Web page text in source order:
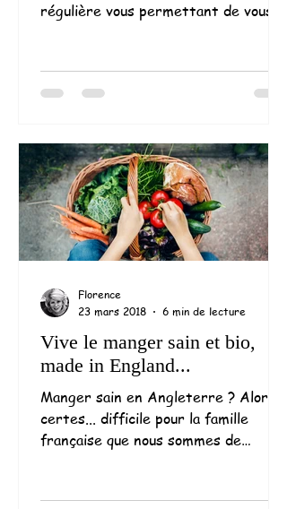
régulière vous permettant de vous
Vive le manger sain et bio,
made in England...
Manger sain en Angleterre ? Alors,
certes... difficile pour la famille
française que nous sommes de
Florence
23 mars 2018
6 min de lecture